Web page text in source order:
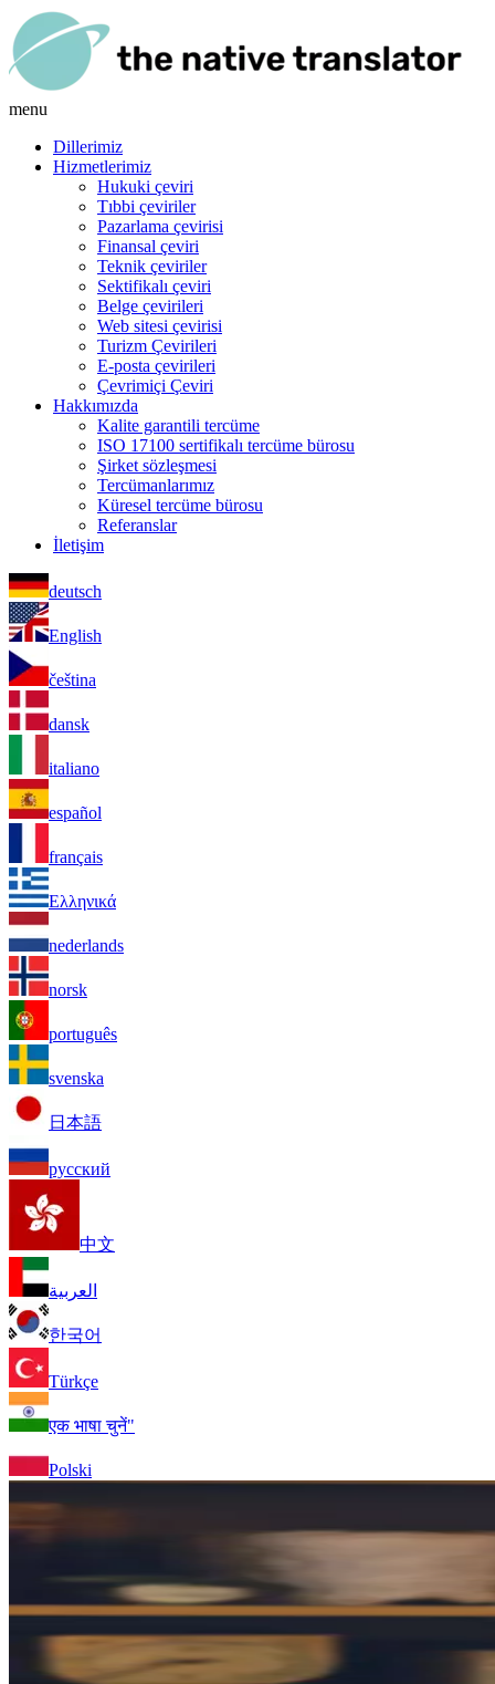
menu
Dillerimiz
Hizmetlerimiz
Hukuki çeviri
Tıbbi çeviriler
Pazarlama çevirisi
Finansal çeviri
Teknik çeviriler
Sektifikalı çeviri
Belge çevirileri
Web sitesi çevirisi
Turizm Çevirileri
E-posta çevirileri
Çevrimiçi Çeviri
Hakkımızda
Kalite garantili tercüme
ISO 17100 sertifikalı tercüme bürosu
Şirket sözleşmesi
Tercümanlarımız
Küresel tercüme bürosu
Referanslar
İletişim
deutsch
English
čeština
dansk
italiano
español
français
Ελληνικά
nederlands
norsk
português
svenska
日本語
русский
中文
العربية
한국어
Türkçe
एक भाषा चुनें"
Polski